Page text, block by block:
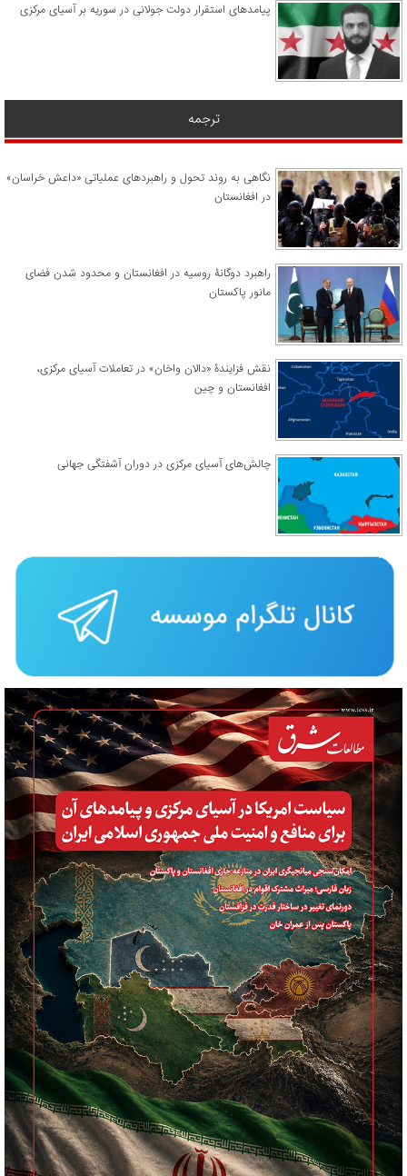
پیامدهای استقرار دولت جولانی در سوریه بر آسیای مرکزی
ترجمه
نگاهی به روند تحول و راهبردهای عملیاتی «داعش خراسان»
در افغانستان
راهبرد دوگانۀ روسیه در افغانستان و محدود شدن فضای
مانور پاکستان
نقش فزایندۀ «دالان واخان» در تعاملات آسیای مرکزی،
افغانستان و چین
چالش‌های آسیای مرکزی در دوران آشفتگی جهانی